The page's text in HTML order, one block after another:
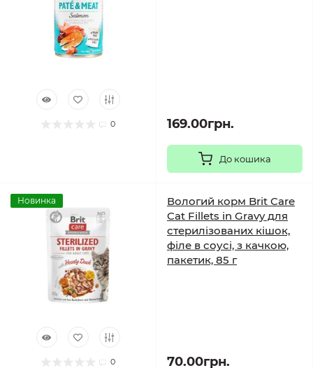
0 169.00грн.
До кошика
Новинка
0
Вологий корм Brit Care
Cat Fillets in Gravy для
стерилізованих кішок,
філе в соусі, з качкою,
пакетик, 85 г
70.00грн.